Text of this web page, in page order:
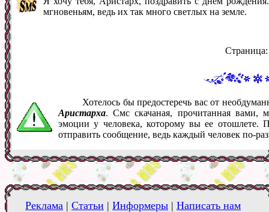
мгновеньям, ведь их так много светлых на земле.
Хотелось бы предостеречь вас от
Аристарха. Смс скачаная, прочитанная вами,
эмоции у человека, которому вы ее отошлете.
отправить сообщение, ведь каждый человек по-
Реклама | Статьи | Информеры | Написать нам